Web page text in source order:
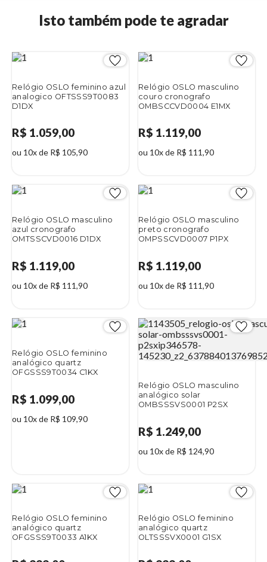
Isto também pode te agradar
Relógio OSLO feminino azul
analogico OFTSSS9T0083
D1DX
R$ 1.059,00
ou 10x de R$ 105,90
Relógio OSLO masculino
couro cronografo
OMBSCCVD0004 E1MX
R$ 1.119,00
ou 10x de R$ 111,90
Relógio OSLO masculino
azul cronografo
OMTSSCVD0016 D1DX
R$ 1.119,00
ou 10x de R$ 111,90
Relógio OSLO masculino
preto cronografo
OMPSSCVD0007 P1PX
R$ 1.119,00
ou 10x de R$ 111,90
Relógio OSLO feminino
analógico quartz
OFGSSS9T0034 C1KX
R$ 1.099,00
ou 10x de R$ 109,90
Relógio OSLO masculino
analógico solar
OMBSSSVS0001 P2SX
R$ 1.249,00
ou 10x de R$ 124,90
Relógio OSLO feminino
analógico quartz
OFGSSS9T0033 A1KX
Relógio OSLO feminino
analógico quartz
OLTSSSVX0001 G1SX